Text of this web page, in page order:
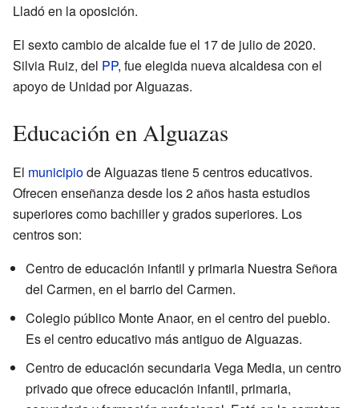
Lladó en la oposición.
El sexto cambio de alcalde fue el 17 de julio de 2020.
Silvia Ruiz, del PP, fue elegida nueva alcaldesa con el
apoyo de Unidad por Alguazas.
Educación en Alguazas
El municipiode Alguazas tiene 5 centros educativos.
Ofrecen enseñanza desde los 2 años hasta estudios
superiores como bachiller y grados superiores. Los
centros son:
Centro de educación infantil y primaria Nuestra Señora
del Carmen, en el barrio del Carmen.
Colegio público Monte Anaor, en el centro del pueblo.
Es el centro educativo más antiguo de Alguazas.
Centro de educación secundaria Vega Media, un centro
privado que ofrece educación infantil, primaria,